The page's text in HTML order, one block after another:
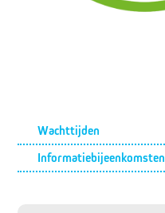
Submenu
Wachttijden
Informatiebijeenkomsten